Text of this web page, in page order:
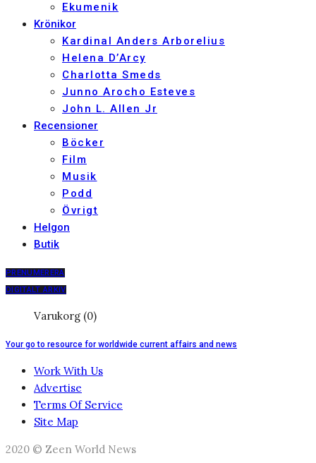
Ekumenik
Krönikor
Kardinal Anders Arborelius
Helena D’Arcy
Charlotta Smeds
Junno Arocho Esteves
John L. Allen Jr
Recensioner
Böcker
Film
Musik
Podd
Övrigt
Helgon
Butik
PRENUMERERA
DIGITALT ARKIV
Varukorg (0)
Your go to resource for worldwide current affairs and news
Work With Us
Advertise
Terms Of Service
Site Map
2020 © Zeen World News